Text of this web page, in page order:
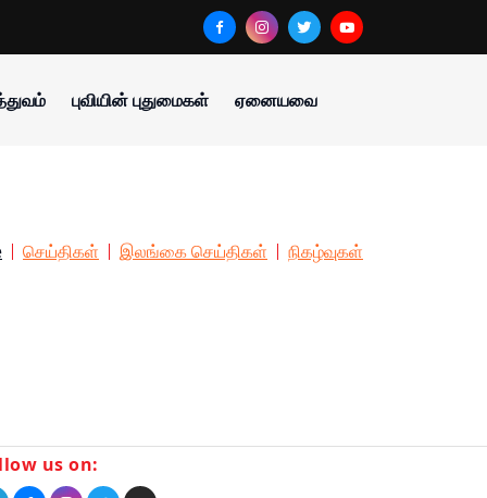
புவியின் புதுமைகள் ஏனையவை
செய்திகள் இலங்கை செய்திகள் நிகழ்வுகள்
us on: